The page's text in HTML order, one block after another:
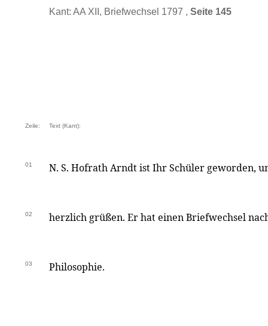
Kant: AA XII, Briefwechsel 1797 , Seite 145
Zeile: Text (Kant):
01 N. S. Hofrath Arndt ist Ihr Schüler geworden,
02 herzlich grüßen. Er hat einen Briefwechsel
03 Philosophie.